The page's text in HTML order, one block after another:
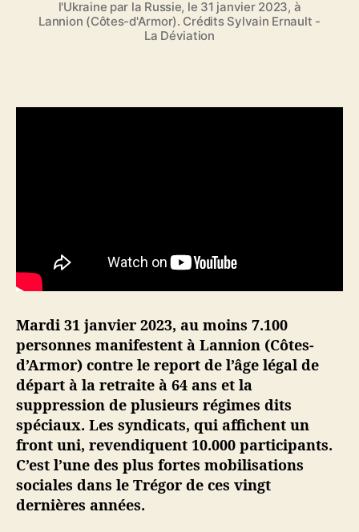
e
c
o
n
e
n
r
e
r
a
i
l'Ukraine par la Russie, le 31 janvier 2023, à
Lannion (Côtes-d'Armor). Crédits Sylvain Ernault -
La Déviation
Mardi 31 janvier 2023, au moins 7.100
personnes manifestent à Lannion (Côtes-
d’Armor) contre le report de l’âge légal de
départ à la retraite à 64 ans et la
suppression de plusieurs régimes dits
spéciaux. Les syndicats, qui affichent un
front uni, revendiquent 10.000 participants.
C’est l’une des plus fortes mobilisations
sociales dans le Trégor de ces vingt
dernières années.